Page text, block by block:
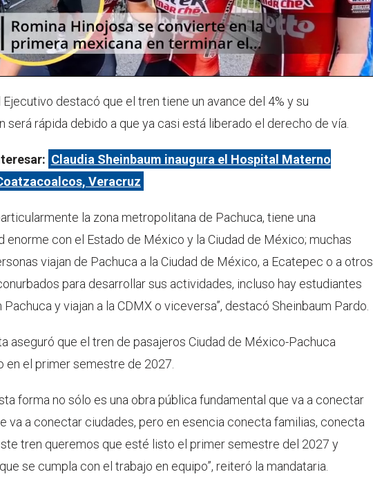
destacó que el tren tiene un avance del 4% y su
será rápida debido a que ya casi está liberado el derecho de vía.
Claudia Sheinbaum inaugura el Hospital Materno
Veracruz
la zona metropolitana de Pachuca, tiene una
enorme con el Estado de México y la Ciudad de México; muchas
viajan de Pachuca a la Ciudad de México, a Ecatepec o a otros
para desarrollar sus actividades, incluso hay estudiantes
Pachuca y viajan a la CDMX o viceversa”, destacó Sheinbaum Pardo.
aseguró que el tren de pasajeros Ciudad de México-Pachuca
en el primer semestre de 2027.
forma no sólo es una obra pública fundamental que va a conectar
va a conectar ciudades, pero en esencia conecta familias, conecta
tren queremos que esté listo el primer semestre del 2027 y
se cumpla con el trabajo en equipo”, reiteró la mandataria.